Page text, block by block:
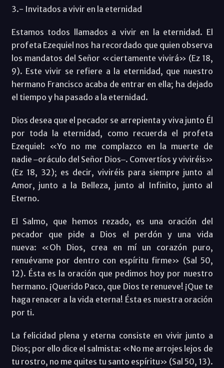
3.- Invitados a vivir en la eternidad
Estamos todos llamados a vivir en la eternidad. El
profeta Ezequiel nos ha recordado que quien observa
los mandatos del Señor «ciertamente vivirá» (Ez 18,
9). Este vivir se refiere a la eternidad, que nuestro
hermano Francisco acaba de entrar en ella; ha dejado
el tiempo y ha pasado a la eternidad.
Dios desea que el pecador se arrepienta y viva junto Él
por toda la eternidad, como recuerda el profeta
Ezequiel: «Yo no me complazco en la muerte de
nadie ‒oráculo del Señor Dios‒. Convertíos y viviréis»
(Ez 18, 32); es decir, viviréis para siempre junto al
Amor, junto a la Belleza, junto al Infinito, junto al
Eterno.
El Salmo, que hemos rezado, es una oración del
pecador que pide a Dios el perdón y una vida
nueva: «Oh Dios, crea en mí un corazón puro,
renuévame por dentro con espíritu firme» (Sal 50,
12). Ésta es la oración que pedimos hoy por nuestro
hermano. ¡Querido Paco, que Dios te renueve! ¡Que te
haga renacer a la vida eterna! Ésta es nuestra oración
por ti.
La felicidad plena y eterna consiste en vivir junto a
Dios; por ello dice el salmista: «No me arrojes lejos de
tu rostro, no me quites tu santo espíritu» (Sal 50, 13).